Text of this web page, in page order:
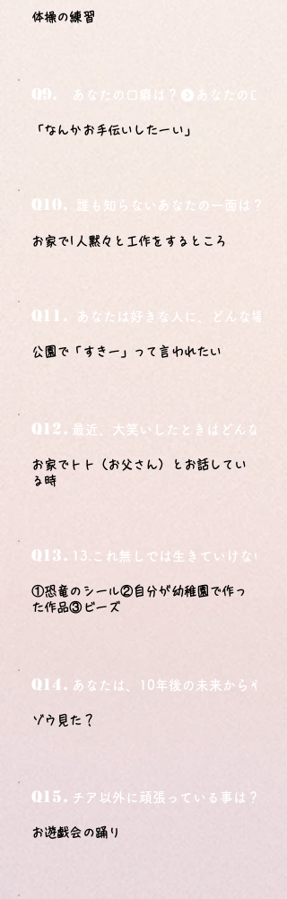
体操の練習
Q9. あなたの口癖は？
「なんかお手伝いしたーい」
Q10. 誰も知らないあなたの一面は？
お家で1人黙々と工作をするところ
Q11. あなたは好きな人に、どんな場所
公園で「すきー」って言われたい
Q12. 最近、大笑いしたときはどんな時？
お家でトト（お父さん）とお話してい
る時
Q13. 13.これ無しでは生きていけないモ
①恐竜のシール②自分が幼稚園で作っ
た作品③ビーズ
Q14. あなたは、10年後の未来からやっ
ゾウ見た？
Q15. チア以外に頑張っている事は？
お遊戯会の踊り